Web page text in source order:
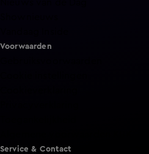
Voorwaarden
Service & Contact